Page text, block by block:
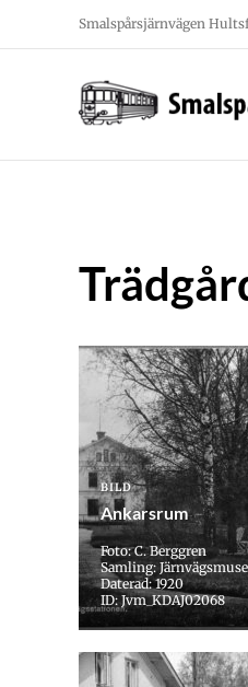
Smalspårsjärnvägen
BILD
Ankarsrum
Foto: C. Berggren
Samling:
Daterad: 1920
ID: Jvm_KDAJ02068